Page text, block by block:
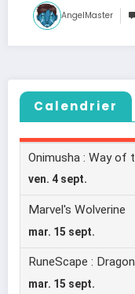
AngelMaster
Calendrier